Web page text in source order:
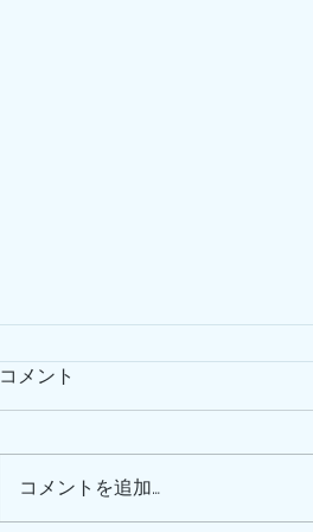
コメント
コメントを追加…